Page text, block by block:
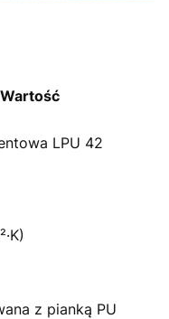
Wartość
LPU 42
z pianką PU